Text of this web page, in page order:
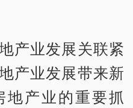
业发展关联紧
产业发展带来新
产业的重要抓